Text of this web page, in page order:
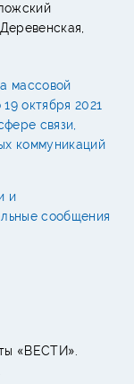
массовой
октября 2021
связи,
коммуникаций
и
сообщения
«ВЕСТИ».